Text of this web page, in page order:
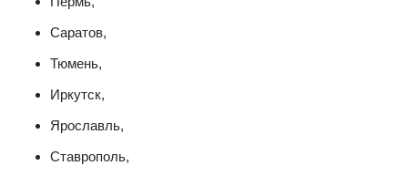
Саратов,
Тюмень,
Иркутск,
Ярославль,
Ставрополь,